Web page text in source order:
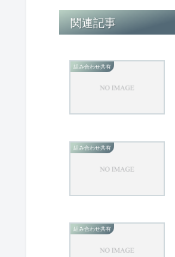
関連記事
組み合わせ共有
組み合わせ共有
組み合わせ共有